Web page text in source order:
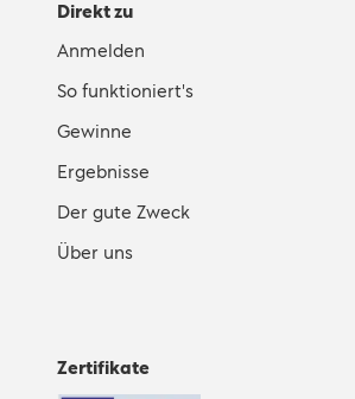
Direkt zu
Anmelden
So funktioniert's
Gewinne
Ergebnisse
Der gute Zweck
Über uns
Zertifikate